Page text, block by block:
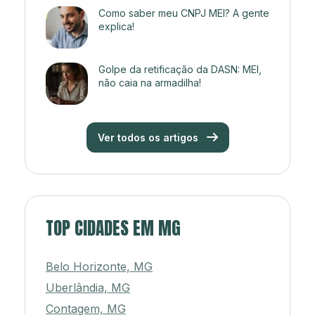
Como saber meu CNPJ MEI? A gente
explica!
Golpe da retificação da DASN: MEI,
não caia na armadilha!
Ver todos os artigos
TOP CIDADES EM MG
Belo Horizonte, MG
Uberlândia, MG
Contagem, MG